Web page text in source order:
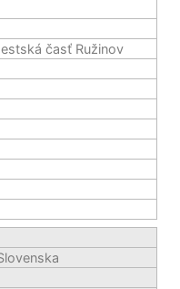
časť Ružinov